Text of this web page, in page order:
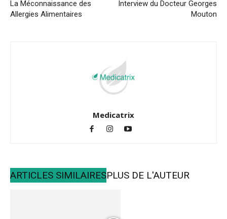
La Méconnaissance des
Allergies Alimentaires
Interview du Docteur Georges
Mouton
Medicatrix
ARTICLES SIMILAIRESPLUS DE L'AUTEUR